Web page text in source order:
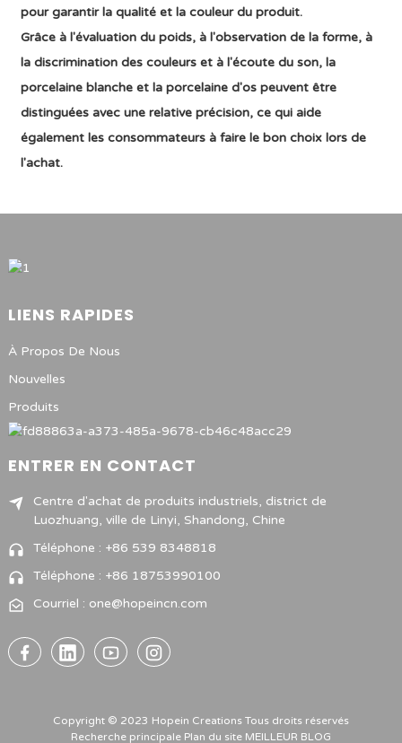
pour garantir la qualité et la couleur du produit.
Grâce à l'évaluation du poids, à l'observation de la forme, à
la discrimination des couleurs et à l'écoute du son, la
porcelaine blanche et la porcelaine d'os peuvent être
distinguées avec une relative précision, ce qui aide
également les consommateurs à faire le bon choix lors de
l'achat.
LIENS RAPIDES
À Propos De Nous
Nouvelles
Produits
ENTRER EN CONTACT
Centre d'achat de produits industriels, district de
Luozhuang, ville de Linyi, Shandong, Chine
Téléphone : +86 539 8348818
Téléphone : +86 18753990100
Courriel : one@hopeincn.com
Copyright © 2023 Hopein Creations Tous droits réservés
Recherche principale Plan du site MEILLEUR BLOG